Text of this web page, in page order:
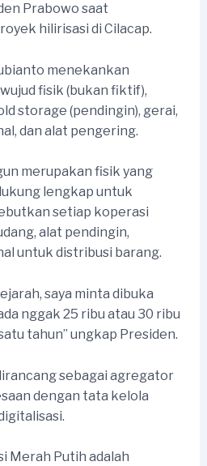
Prabowo saat
hilirisasi di Cilacap.
menekankan
fisik (bukan fiktif),
storage (pendingin), gerai,
dan alat pengering.
merupakan fisik yang
lengkap untuk
setiap koperasi
alat pendingin,
untuk distribusi barang.
saya minta dibuka
nggak 25 ribu atau 30 ribu
tahun” ungkap Presiden.
sebagai agregator
dengan tata kelola
Merah Putih adalah